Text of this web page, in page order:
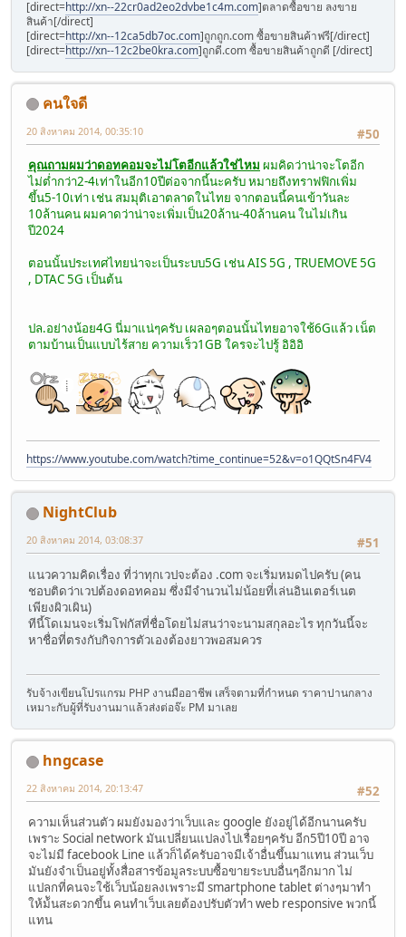
[direct=http://xn--22cr0ad2eo2dvbe1c4m.com]ตลาดซื้อขาย ลงขาย
สินค้า[/direct]
[direct=http://xn--12ca5db7oc.com]ถูกถูก.com ซื้อขายสินค้าฟรี[/direct]
[direct=http://xn--12c2be0kra.com]ถูกดี.com ซื้อขายสินค้าถูกดี [/direct]
คนใจดี
#50
20 สิงหาคม 2014, 00:35:10
คุณถามผมว่าดอทคอมจะไม่โตอีกแล้วใช่ไหม ผมคิดว่าน่าจะโตอีก
ไม่ต่ำกว่า2-4เท่าในอีก10ปีต่อจากนี้นะครับ หมายถึงทราฟฟิกเพิ่ม
ขึ้น5-10เท่า เช่น สมมุติเอาตลาดในไทย จากตอนนี้คนเข้าวันละ
10ล้านคน ผมคาดว่าน่าจะเพิ่มเป็น20ล้าน-40ล้านคน ในไม่เกิน
ปี2024
ตอนนั้นประเทศไทยน่าจะเป็นระบบ5G เช่น AIS 5G , TRUEMOVE 5G
, DTAC 5G เป็นต้น
ปล.อย่างน้อย4G นี่มาแน่ๆครับ เผลอๆตอนนั้นไทยอาจใช้6Gแล้ว เน็ต
ตามบ้านเป็นแบบไร้สาย ความเร็ว1GB ใครจะไปรู้ อิอิอิ
https://www.youtube.com/watch?time_continue=52&v=o1QQtSn4FV4
NightClub
#51
20 สิงหาคม 2014, 03:08:37
แนวความคิดเรื่อง ที่ว่าทุกเวปจะต้อง .com จะเริ่มหมดไปครับ (คน
ชอบติดว่าเวปต้องดอทคอม ซึ่งมีจำนวนไม่น้อยที่เล่นอินเตอร์เนต
เพียงผิวเผิน)
ทีนี้โดเมนจะเริ่มโฟกัสที่ชื่อโดยไม่สนว่าจะนามสกุลอะไร ทุกวันนี้จะ
หาชื่อที่ตรงกับกิจการตัวเองต้องยาวพอสมควร
รับจ้างเขียนโปรแกรม PHP งานมืออาชีพ เสร็จตามที่กำหนด ราคาปานกลาง
เหมาะกับผู้ที่รับงานมาแล้วส่งต่อจ๊ะ PM มาเลย
hngcase
#52
22 สิงหาคม 2014, 20:13:47
ความเห็นส่วนตัว ผมยังมองว่าเว็บและ google ยังอยู่ได้อีกนานครับ
เพราะ Social network มันเปลี่ยนแปลงไปเรื่อยๆครับ อีก5ปี10ปี อาจ
จะไม่มี facebook Line แล้วก็ได้ครับอาจมีเจ้าอื่นขึ้นมาแทน ส่วนเว็บ
มันยังจำเป็นอยู่ทั้งสื่อสารข้อมูลระบบซื้อขายระบบอื่นๆอีกมาก ไม่
แปลกที่คนจะใช้เว็บน้อยลงเพราะมี smartphone tablet ต่างๆมาทำ
ให้ม้ันสะดวกขึ้น คนทำเว็บเลยต้องปรับตัวทำ web responsive พวกนี้
แทน